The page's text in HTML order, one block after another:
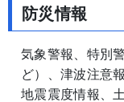
防災情報
気象警報、特別
ど）、津波注意
地震震度情報、